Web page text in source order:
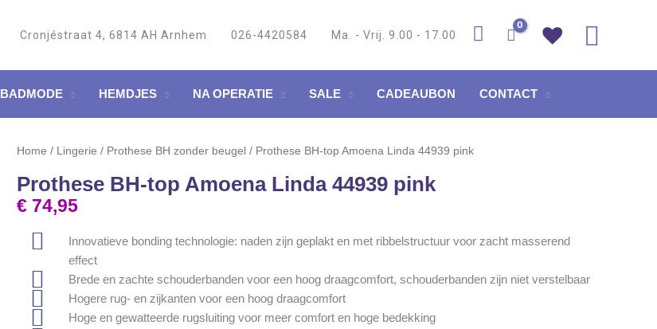
Cronjéstraat 4, 6814 AH Arnhem 026-4420584 Ma. - Vrij. 9.00 - 17.00
BADMODE HEMDJES NA OPERATIE SALE CADEAUBON CONTACT
Home / Lingerie / Prothese BH zonder beugel / Prothese BH-top Amoena Linda 44939 pink
Prothese BH-top Amoena Linda 44939 pink
€ 74,95
Innovatieve bonding technologie: naden zijn geplakt en met ribbelstructuur voor zacht masserend
effect
Brede en zachte schouderbanden voor een hoog draagcomfort, schouderbanden zijn niet verstelbaar
Hogere rug- en zijkanten voor een hoog draagcomfort
Hoge en gewatteerde rugsluiting voor meer comfort en hoge bedekking